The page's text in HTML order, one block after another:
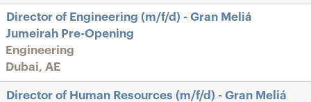
Director of Engineering (m/f/d) - Gran Meliá
Jumeirah Pre-Opening
Engineering
Dubai, AE
Director of Human Resources (m/f/d) - Gran Meliá